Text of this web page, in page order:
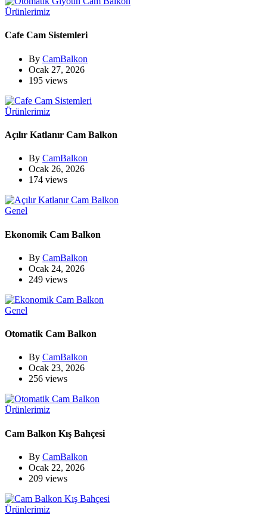
Ürünlerimiz
Cafe Cam Sistemleri
By CamBalkon
Ocak 27, 2026
195 views
Ürünlerimiz
Açılır Katlanır Cam Balkon
By CamBalkon
Ocak 26, 2026
174 views
Genel
Ekonomik Cam Balkon
By CamBalkon
Ocak 24, 2026
249 views
Genel
Otomatik Cam Balkon
By CamBalkon
Ocak 23, 2026
256 views
Ürünlerimiz
Cam Balkon Kış Bahçesi
By CamBalkon
Ocak 22, 2026
209 views
Ürünlerimiz